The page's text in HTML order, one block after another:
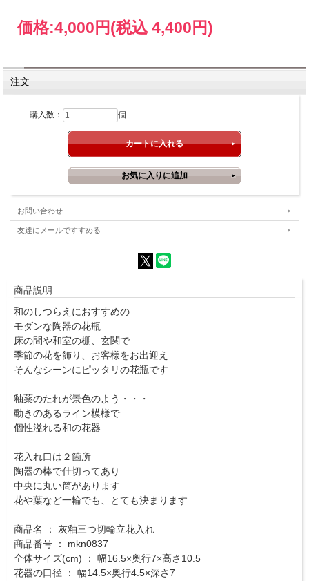
価格:4,000円(税込 4,400円)
注文
購入数： 個
お問い合わせ
友達にメールですすめる
商品説明
和のしつらえにおすすめの
モダンな陶器の花瓶
床の間や和室の棚、玄関で
季節の花を飾り、お客様をお出迎え
そんなシーンにピッタリの花瓶です
釉薬のたれが景色のよう・・・
動きのあるライン模様で
個性溢れる和の花器
花入れ口は２箇所
陶器の棒で仕切ってあり
中央に丸い筒があります
花や葉など一輪でも、とても決まります
商品名 ： 灰釉三つ切輪立花入れ
商品番号 ： mkn0837
全体サイズ(cm) ： 幅16.5×奥行7×高さ10.5
花器の口径 ： 幅14.5×奥行4.5×深さ7